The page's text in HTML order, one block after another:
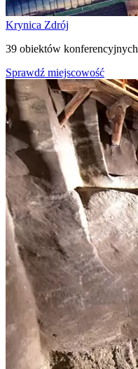
Krynica Zdrój
39 obiektów konferencyjnych
Sprawdź miejscowość